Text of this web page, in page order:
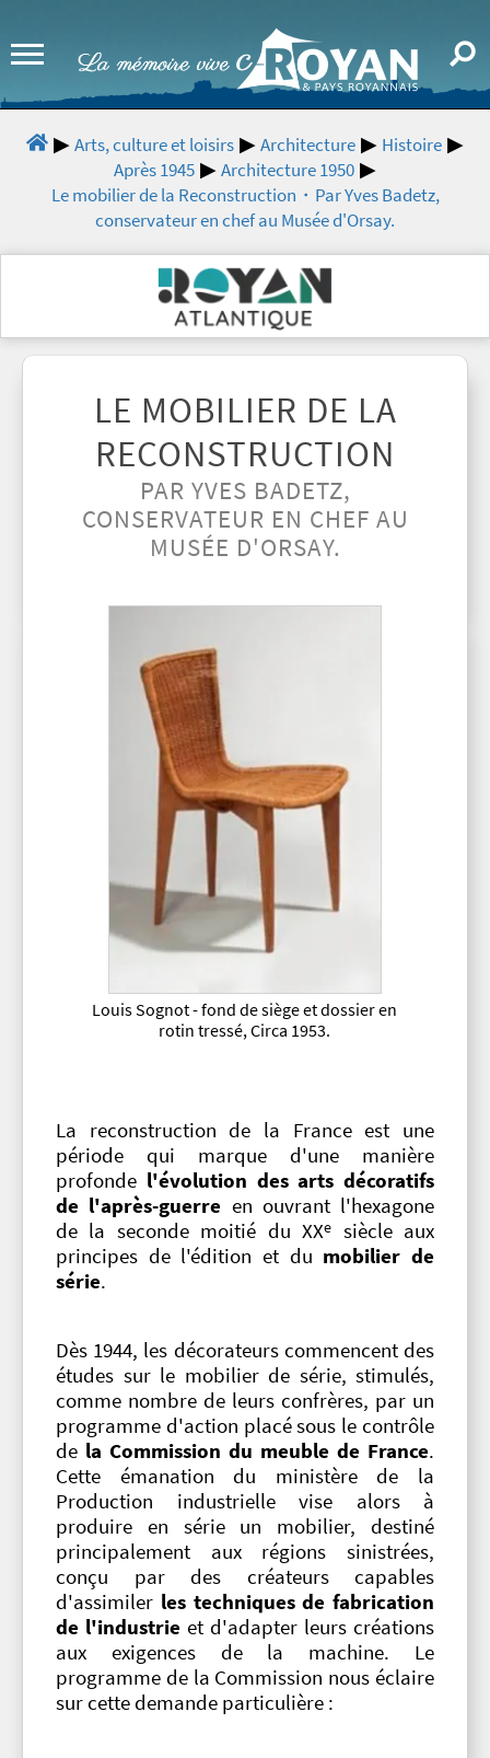
Arts, culture et loisirs Architecture
Histoire
Après 1945
Architecture 1950
Le mobilier de la Reconstruction・Par Yves Badetz,
conservateur en chef au Musée d'Orsay.
LE MOBILIER DE LA
RECONSTRUCTION
PAR YVES BADETZ,
CONSERVATEUR EN CHEF AU
MUSÉE D'ORSAY.
Louis Sognot - fond de siège et dossier en
rotin tressé, Circa 1953.
La reconstruction de la France est une
période qui marque d'une manière
profonde l'évolution des arts décoratifs
de l'après-guerre en ouvrant l'hexagone
de la seconde moitié du XXe
siècle aux
principes de l'édition et du mobilier de
série.
Dès 1944, les décorateurs commencent des
études sur le mobilier de série, stimulés,
comme nombre de leurs confrères, par un
programme d'action placé sous le contrôle
de la Commission du meuble de France.
Cette émanation du ministère de la
Production industrielle vise alors à
produire en série un mobilier, destiné
principalement aux régions sinistrées,
conçu par des créateurs capables
d'assimiler les techniques de fabrication
de l'industrie et d'adapter leurs créations
aux exigences de la machine. Le
programme de la Commission nous éclaire
sur cette demande particulière :